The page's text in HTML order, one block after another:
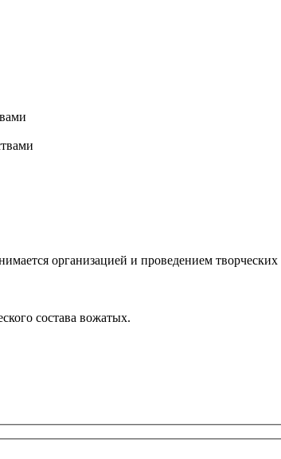
организацией и проведением творческих
состава вожатых.